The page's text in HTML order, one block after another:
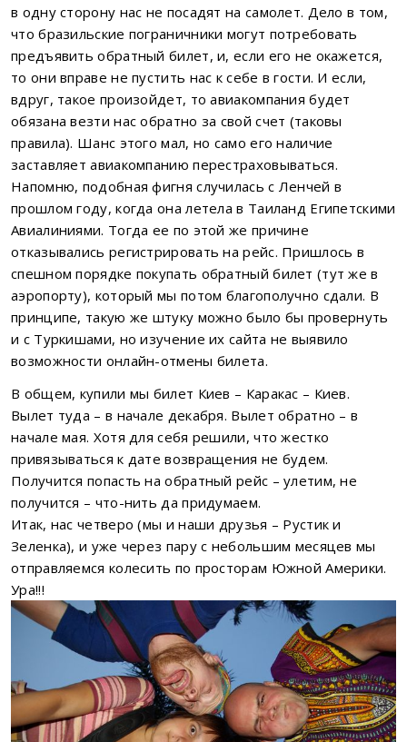
в одну сторону нас не посадят на самолет. Дело в том,
что бразильские пограничники могут потребовать
предъявить обратный билет, и, если его не окажется,
то они вправе не пустить нас к себе в гости. И если,
вдруг, такое произойдет, то авиакомпания будет
обязана везти нас обратно за свой счет (таковы
правила). Шанс этого мал, но само его наличие
заставляет авиакомпанию перестраховываться.
Напомню, подобная фигня случилась с Ленчей в
прошлом году, когда она летела в Таиланд Египетскими
Авиалиниями. Тогда ее по этой же причине
отказывались регистрировать на рейс. Пришлось в
спешном порядке покупать обратный билет (тут же в
аэропорту), который мы потом благополучно сдали. В
принципе, такую же штуку можно было бы провернуть
и с Туркишами, но изучение их сайта не выявило
возможности онлайн-отмены билета.
В общем, купили мы билет Киев – Каракас – Киев.
Вылет туда – в начале декабря. Вылет обратно – в
начале мая. Хотя для себя решили, что жестко
привязываться к дате возвращения не будем.
Получится попасть на обратный рейс – улетим, не
получится – что-нить да придумаем.
Итак, нас четверо (мы и наши друзья – Рустик и
Зеленка), и уже через пару с небольшим месяцев мы
отправляемся колесить по просторам Южной Америки.
Ура!!!